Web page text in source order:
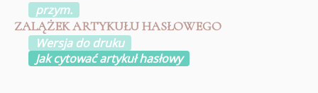
przym.
ZALĄŻEK ARTYKUŁU HASŁOWEGO
Wersja do druku
Jak cytować artykuł hasłowy